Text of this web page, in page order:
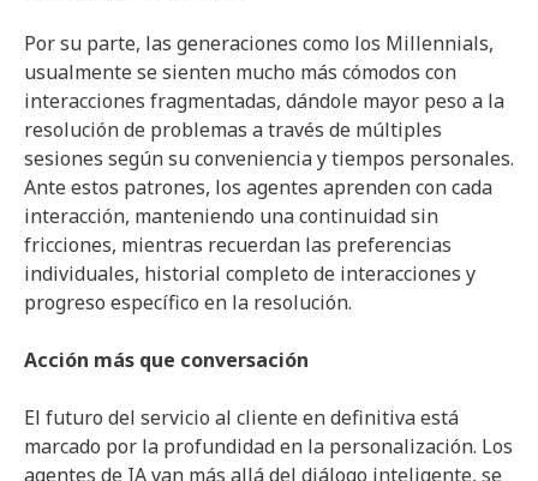
Por su parte, las generaciones como los Millennials,
usualmente se sienten mucho más cómodos con
interacciones fragmentadas, dándole mayor peso a la
resolución de problemas a través de múltiples
sesiones según su conveniencia y tiempos personales.
Ante estos patrones, los agentes aprenden con cada
interacción, manteniendo una continuidad sin
fricciones, mientras recuerdan las preferencias
individuales, historial completo de interacciones y
progreso específico en la resolución.
Acción más que conversación
El futuro del servicio al cliente en definitiva está
marcado por la profundidad en la personalización. Los
agentes de IA van más allá del diálogo inteligente, se